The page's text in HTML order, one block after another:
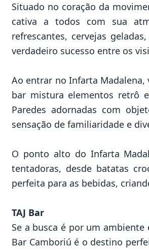
Situado no coração da
cativa a todos com sua
refrescantes, cervejas
verdadeiro sucesso entre os
Ao entrar no Infarta
bar mistura elementos retrô
Paredes adornadas com
sensação de familiaridade e
O ponto alto do Infarta
tentadoras, desde batatas
perfeita para as bebidas,
TAJ Bar
Se a busca é por um
Bar Camboriú é o destino